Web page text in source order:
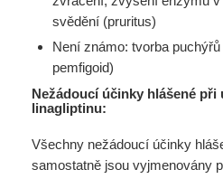
svědění (pruritus)
Není známo: tvorba
pemfigoid)
Nežádoucí účinky hlášené při
linagliptinu:
Všechny nežádoucí účinky
samostatně jsou vyjmenovány